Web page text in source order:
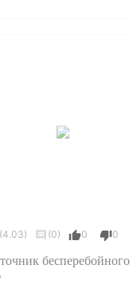
(4.03) (0) 0 0
бесперебойного